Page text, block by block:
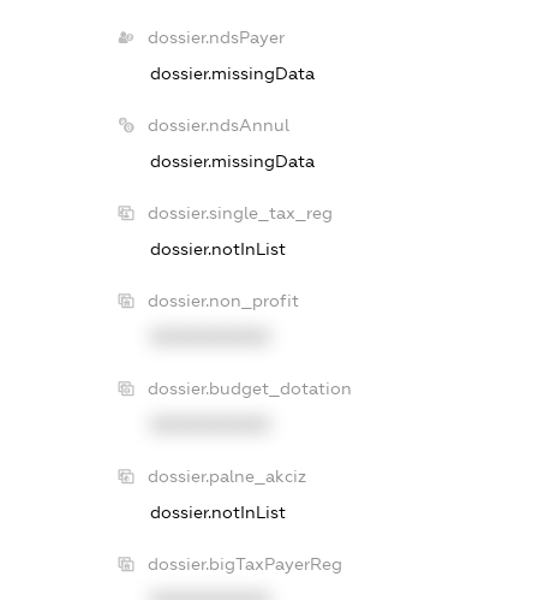
dossier.ndsPayer
dossier.missingData
dossier.ndsAnnul
dossier.missingData
dossier.single_tax_reg
dossier.notInList
dossier.non_profit
dossier.budget_dotation
dossier.palne_akciz
dossier.notInList
dossier.bigTaxPayerReg